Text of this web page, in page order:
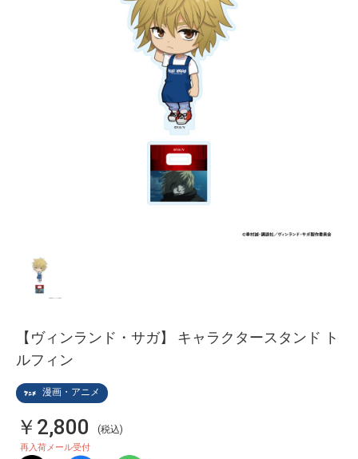
漫画・アニメ
【ヴィンランド・サガ】 キャラクタースタンド ト
ルフィン
￥2,800 (税込)
再入荷メール受付